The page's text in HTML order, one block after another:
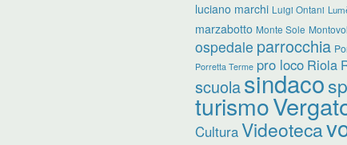
luciano marchi Luigi Ontani
marzabotto Monte Sole
ospedale parrocchia
Porretta Terme pro loco Riola
scuolasindaco
turismo
CulturaVideoteca